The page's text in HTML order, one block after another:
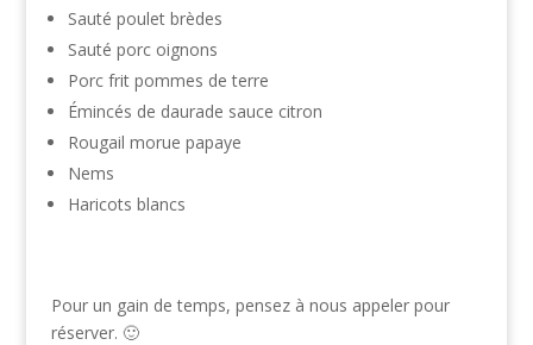
Sauté poulet brèdes
Sauté porc oignons
Porc frit pommes de terre
Émincés de daurade sauce citron
Rougail morue papaye
Nems
Haricots blancs
Pour un gain de temps, pensez à nous appeler pour
réserver. 🙂